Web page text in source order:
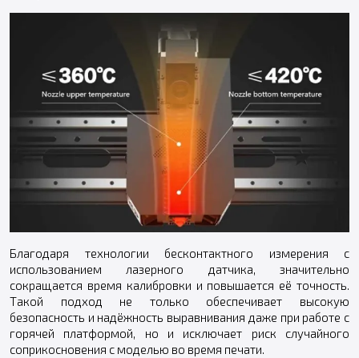
Благодаря технологии бесконтактного измерения с
использованием лазерного датчика, значительно
сокращается время калибровки и повышается её точность.
Такой подход не только обеспечивает высокую
безопасность и надёжность выравнивания даже при работе с
горячей платформой, но и исключает риск случайного
соприкосновения с моделью во время печати.